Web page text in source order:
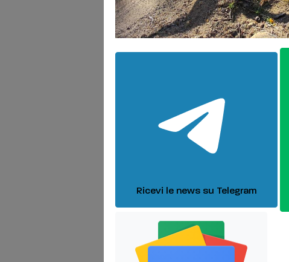
Ricevi le news su Telegram